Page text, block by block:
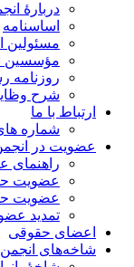
دربارۀ
اساسنامه
مسئولین
مؤسسین
روزنامه
شرح وظایف
ارتباط با ما
شماره های
عضویت در انجمن
راهنمای
عضویت
عضویت
تمدید
اعضای حقوقی
شاخه‌های انجمن